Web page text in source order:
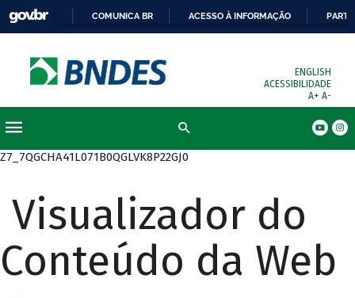
COMUNICA BR ACESSO À INFORMAÇÃO
ENGLISH
ACESSIBILIDADE
A+ A-
Z7_7QGCHA41L071B0QGLVK8P22GJ0
Visualizador do
Conteúdo da Web